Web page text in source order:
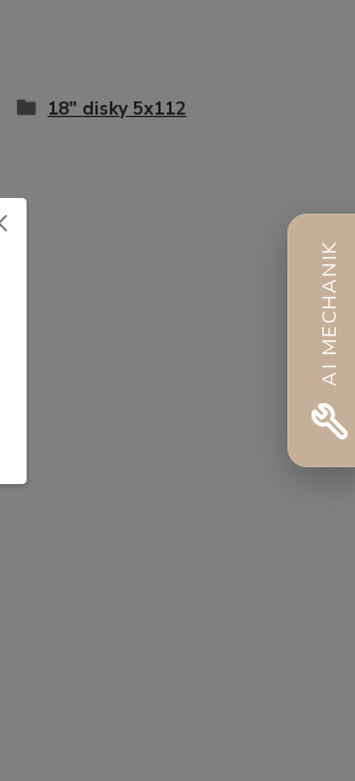
18" disky 5x112
AI MECHANIK